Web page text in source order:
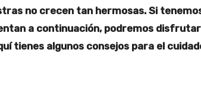
no crecen tan hermosas. Si
a continuación, podremos
tienes algunos consejos para el